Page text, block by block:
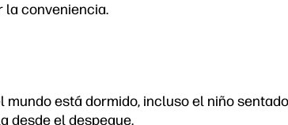
la conveniencia.
está dormido, incluso el niño sentado
desde el despegue.